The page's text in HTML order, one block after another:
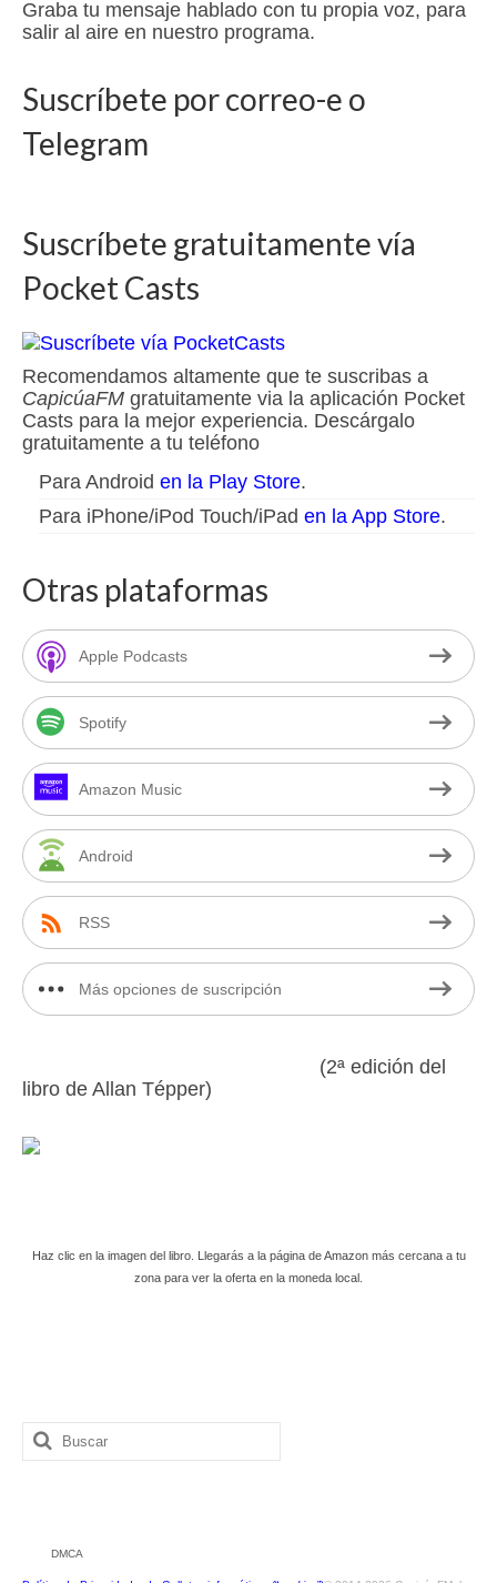
Graba tu mensaje hablado con tu propia voz, para
salir al aire en nuestro programa.
Suscríbete por correo-e o
Telegram
Suscríbete gratuitamente vía
Pocket Casts
Recomendamos altamente que te suscribas a
CapicúaFM gratuitamente via la aplicación Pocket
Casts para la mejor experiencia. Descárgalo
gratuitamente a tu teléfono
Para Android en la Play Store.
Para iPhone/iPod Touch/iPad en la App Store.
Otras plataformas
Apple Podcasts
Spotify
Amazon Music
Android
RSS
Más opciones de suscripción
(2ª edición del
libro de Allan Tépper)
Haz clic en la imagen del libro. Llegarás a la página de Amazon más cercana a tu
zona para ver la oferta en la moneda local.
Buscar
por:
DMCA